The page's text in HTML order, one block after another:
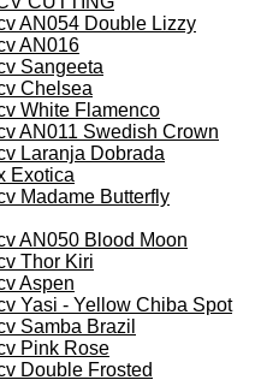
AN054 Double Lizzy
AN016
Sangeeta
Chelsea
White Flamenco
AN011 Swedish Crown
Laranja Dobrada
Exotica
Madame Butterfly
AN050 Blood Moon
Thor Kiri
Aspen
Yasi - Yellow Chiba Spot
Samba Brazil
Pink Rose
Double Frosted